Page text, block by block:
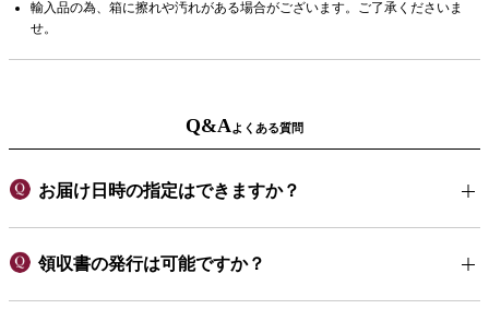
輸入品の為、箱に擦れや汚れがある場合がございます。ご了承くださいま
せ。
Q&Aよくある質問
お届け日時の指定はできますか？
領収書の発行は可能ですか？